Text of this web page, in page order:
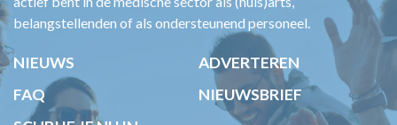
belangstellenden of als ondersteunend personeel.
NIEUWS
ADVERTEREN
FAQ
NIEUWSBRIEF